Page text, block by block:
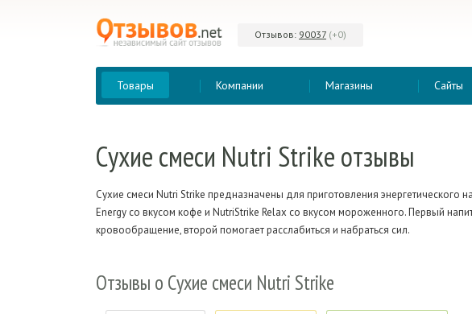
Отзывов: 90037 (+0)
Товары Компании Магазины Сайты
Сухиесмеси Nutri Strike отзывы
Сухие смеси Nutri Strike предназначены для приготовления энергетического
Energy со вкусом кофе и NutriStrike Relax со вкусом мороженного.Первый
кровообращение, второй помогает расслабиться и набраться сил.
Отзывы о Сухие смеси Nutri Strike